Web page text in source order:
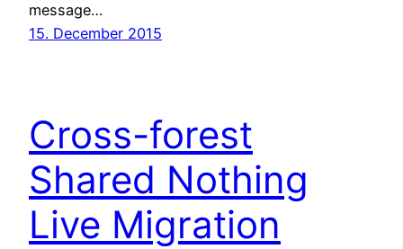
message…
15. December 2015
Cross-forest
Shared Nothing
Live Migration